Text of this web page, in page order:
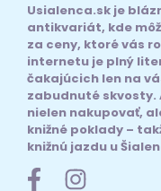
Usialenca.sk je
antikvariát, kde
za ceny, ktoré vás
internetu je plný
čakajúcich len na
zabudnuté skvosty.
nielen nakupovať,
knižné poklady –
knižnú jazdu u